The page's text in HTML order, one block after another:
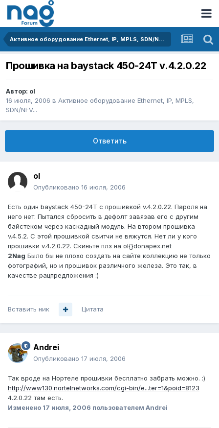
Активное оборудование Ethernet, IP, MPLS, SDN/NFV...
Прошивка на baystack 450-24T v.4.2.0.22
Автор: ol
16 июля, 2006 в Активное оборудование Ethernet, IP, MPLS,
SDN/NFV...
Ответить
ol
Опубликовано 16 июля, 2006
Есть один baystack 450-24T с прошивкой v.4.2.0.22. Пароля на
него нет. Пытался сбросить в дефолт завязав его с другим
байстеком через каскадный модуль. На втором прошивка
v.4.5.2. С этой прошивкой свитчи не вяжутся. Нет ли у кого
прошивки v.4.2.0.22. Скиньте плз на ol{}donapex.net
2Nag Было бы не плохо создать на сайте коллекцию не только
фотографий, но и прошивок различного железа. Это так, в
качестве рацпредложения :)
Вставить ник Цитата
Andrei
Опубликовано 17 июля, 2006
Так вроде на Нортеле прошивки бесплатно забрать можно. :)
http://www130.nortelnetworks.com/cgi-bin/e...ter=1&poid=8123
4.2.0.22 там есть.
Изменено 17 июля, 2006 пользователем Andrei